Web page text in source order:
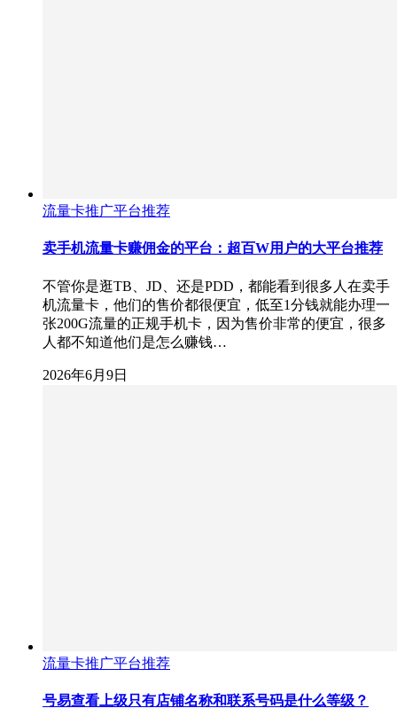
流量卡推广平台推荐
卖手机流量卡赚佣金的平台：超百W用户的大平台推荐
不管你是逛TB、JD、还是PDD，都能看到很多人在卖手
机流量卡，他们的售价都很便宜，低至1分钱就能办理一
张200G流量的正规手机卡，因为售价非常的便宜，很多
人都不知道他们是怎么赚钱…
2026年6月9日
流量卡推广平台推荐
号易查看上级只有店铺名称和联系号码是什么等级？